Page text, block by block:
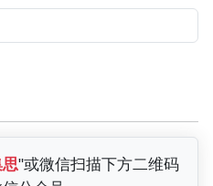
"或微信扫描下方二维码